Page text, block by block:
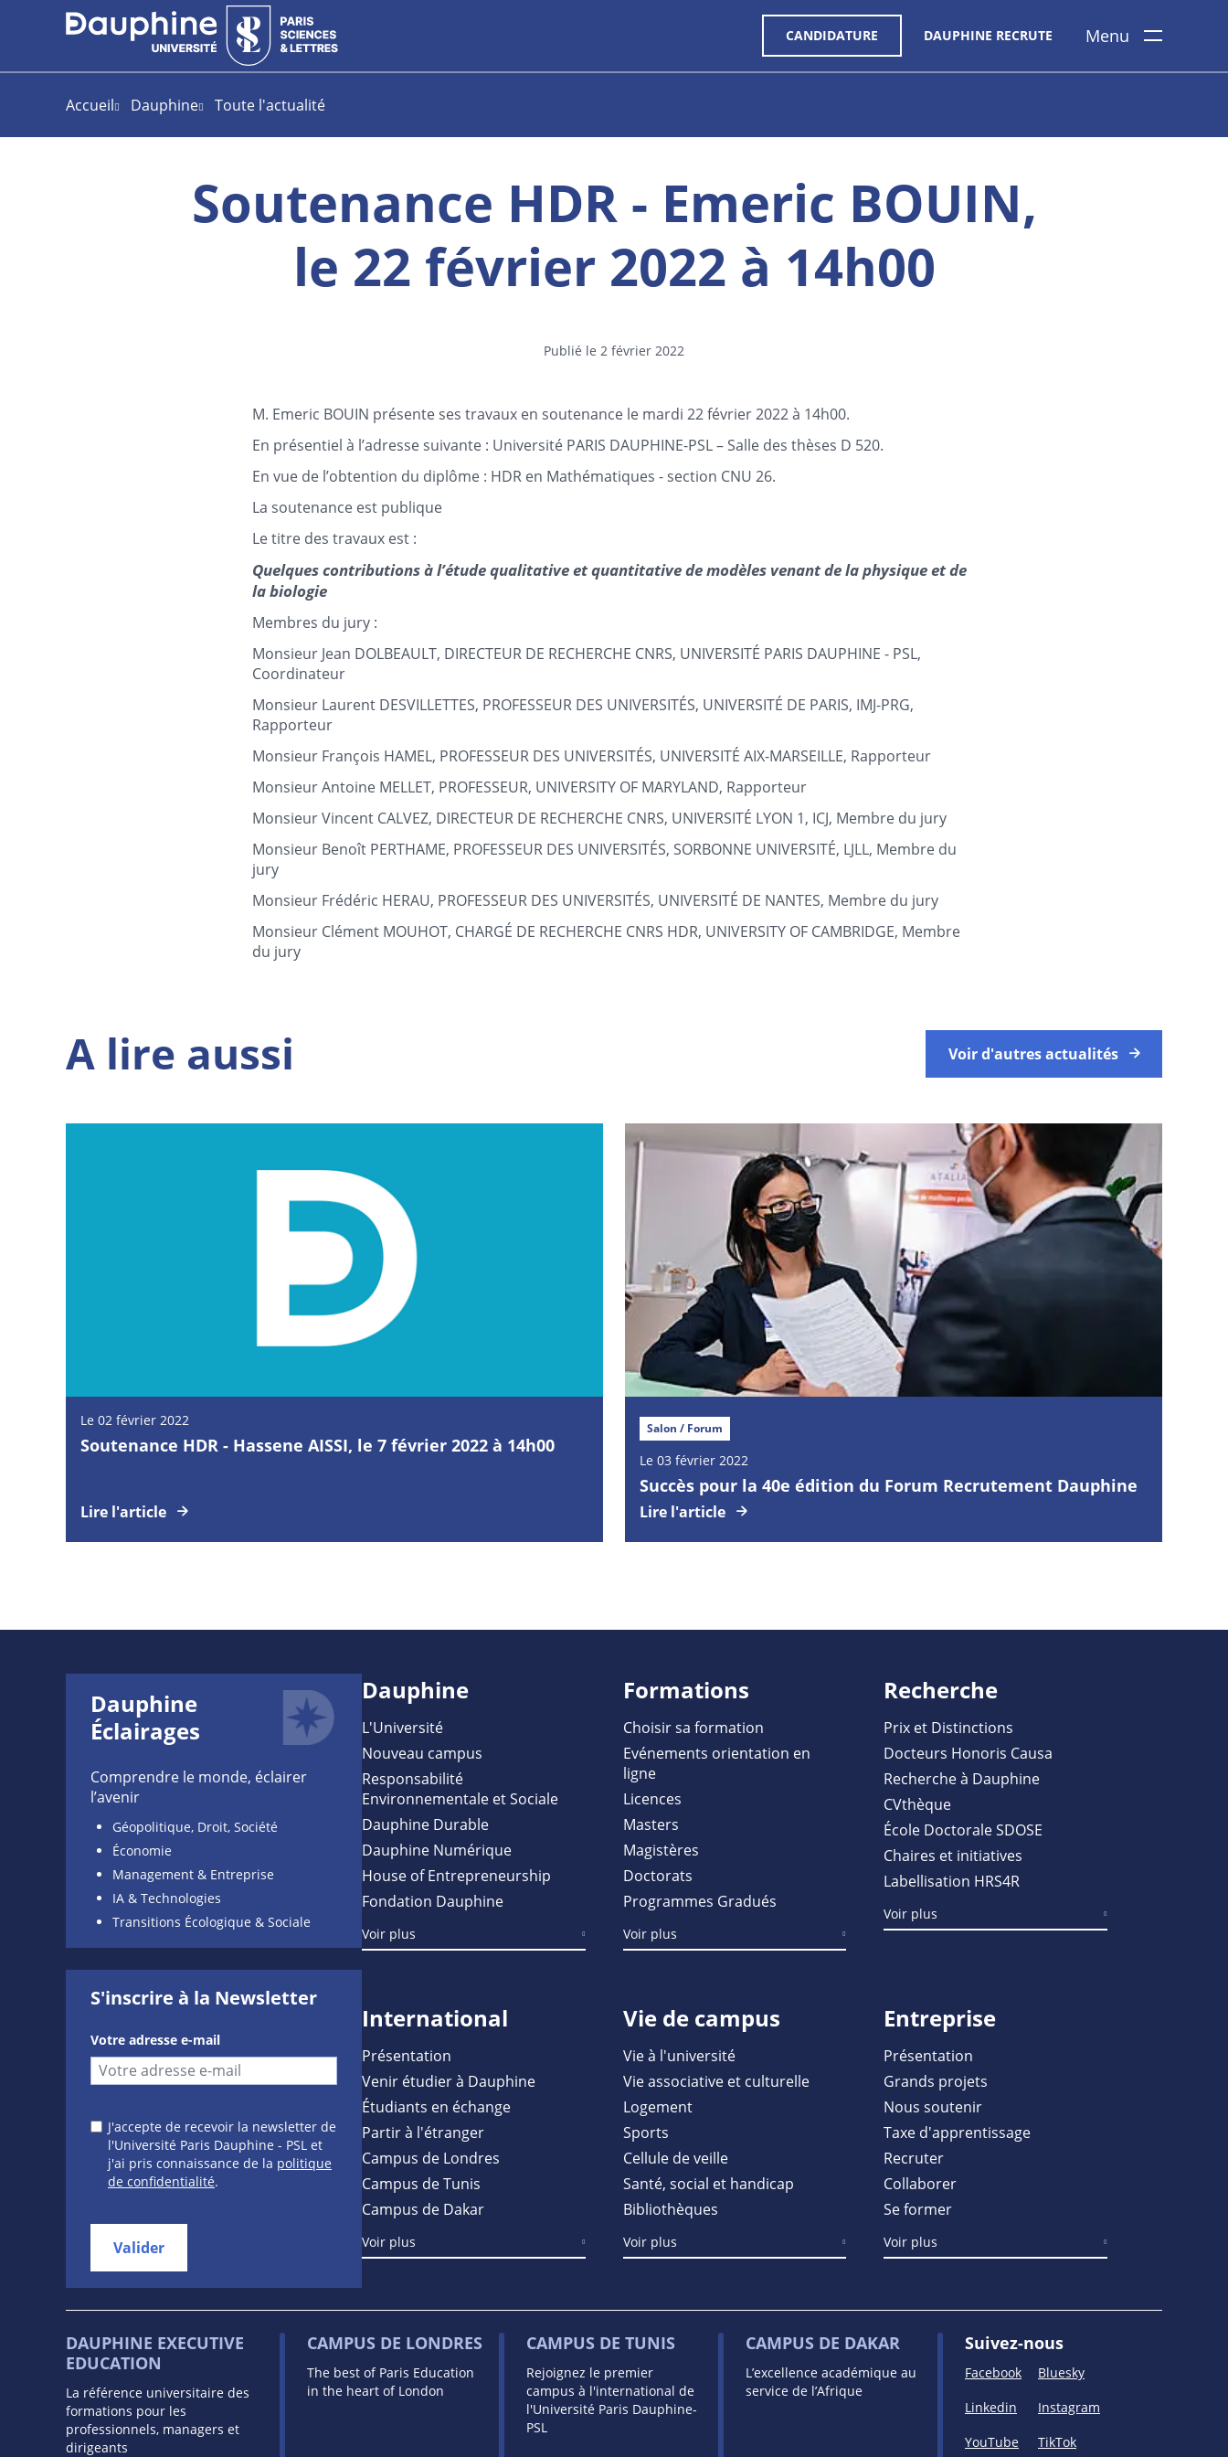
CANDIDATURE DAUPHINE RECRUTE Menu
Accueil Dauphine Toute l'actualité
Soutenance HDR - Emeric BOUIN,
le 22 février 2022 à 14h00
Publié le 2 février 2022
M. Emeric BOUIN présente ses travaux en soutenance le mardi 22 février 2022 à 14h00.
En présentiel à l’adresse suivante : Université PARIS DAUPHINE-PSL – Salle des thèses D 520.
En vue de l’obtention du diplôme : HDR en Mathématiques - section CNU 26.
La soutenance est publique
Le titre des travaux est :
Quelques contributions à l’étude qualitative et quantitative de modèles venant de la physique et de
la biologie
Membres du jury :
Monsieur Jean DOLBEAULT, DIRECTEUR DE RECHERCHE CNRS, UNIVERSITÉ PARIS DAUPHINE - PSL,
Coordinateur
Monsieur Laurent DESVILLETTES, PROFESSEUR DES UNIVERSITÉS, UNIVERSITÉ DE PARIS, IMJ-PRG,
Rapporteur
Monsieur François HAMEL, PROFESSEUR DES UNIVERSITÉS, UNIVERSITÉ AIX-MARSEILLE, Rapporteur
Monsieur Antoine MELLET, PROFESSEUR, UNIVERSITY OF MARYLAND, Rapporteur
Monsieur Vincent CALVEZ, DIRECTEUR DE RECHERCHE CNRS, UNIVERSITÉ LYON 1, ICJ, Membre du jury
Monsieur Benoît PERTHAME, PROFESSEUR DES UNIVERSITÉS, SORBONNE UNIVERSITÉ, LJLL, Membre du
jury
Monsieur Frédéric HERAU, PROFESSEUR DES UNIVERSITÉS, UNIVERSITÉ DE NANTES, Membre du jury
Monsieur Clément MOUHOT, CHARGÉ DE RECHERCHE CNRS HDR, UNIVERSITY OF CAMBRIDGE, Membre
du jury
A lire aussi Voir d'autres actualités
Le 02 février 2022
Soutenance HDR - Hassene AISSI, le 7 février 2022 à 14h00
Lire l'article
Salon / Forum
Le 03 février 2022
Succès pour la 40e édition du Forum Recrutement Dauphine
Lire l'article
Dauphine
Éclairages
Comprendre le monde, éclairer
l’avenir
Géopolitique, Droit, Société
Économie
Management & Entreprise
IA & Technologies
Transitions Écologique & Sociale
S'inscrire à la Newsletter
Votre adresse e-mail
J'accepte de recevoir la newsletter de
l'Université Paris Dauphine - PSL et
j'ai pris connaissance de la politique
de confidentialité.
Valider
Dauphine
L'Université
Nouveau campus
Responsabilité
Environnementale et Sociale
Dauphine Durable
Dauphine Numérique
House of Entrepreneurship
Fondation Dauphine
Voir plus
Formations
Choisir sa formation
Evénements orientation en
ligne
Licences
Masters
Magistères
Doctorats
Programmes Gradués
Voir plus
Recherche
Prix et Distinctions
Docteurs Honoris Causa
Recherche à Dauphine
CVthèque
École Doctorale SDOSE
Chaires et initiatives
Labellisation HRS4R
Voir plus
International
Présentation
Venir étudier à Dauphine
Étudiants en échange
Partir à l'étranger
Campus de Londres
Campus de Tunis
Campus de Dakar
Voir plus
Vie de campus
Vie à l'université
Vie associative et culturelle
Logement
Sports
Cellule de veille
Santé, social et handicap
Bibliothèques
Voir plus
Entreprise
Présentation
Grands projets
Nous soutenir
Taxe d'apprentissage
Recruter
Collaborer
Se former
Voir plus
DAUPHINE EXECUTIVE
EDUCATION
La référence universitaire des
formations pour les
professionnels, managers et
dirigeants
CAMPUS DE LONDRES
The best of Paris Education
in the heart of London
CAMPUS DE TUNIS
Rejoignez le premier
campus à l'international de
l'Université Paris Dauphine-
PSL
CAMPUS DE DAKAR
L’excellence académique au
service de l’Afrique
Suivez-nous
Facebook
Bluesky
Linkedin
Instagram
YouTube
TikTok